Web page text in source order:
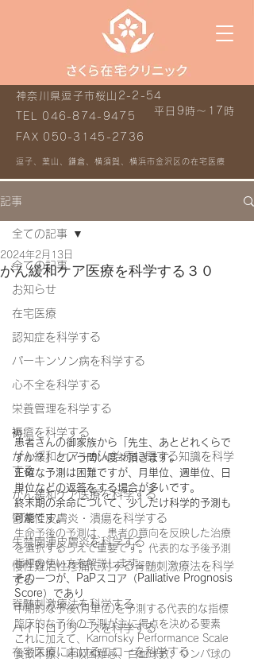
平日9時～17時
神奈川県逗子市桜山2-2-54
TEL 046-874-9475
FAX 050-3145-2736
逗子、葉山、鎌倉、横須賀、横浜市金沢区の在宅医療
記事
全ての記事
お知らせ
在宅医療
認知症を科学する
パーキンソン病を科学する
心不全を科学する
栄養管理を科学する
褥瘡を科学する
がん緩和ケア＋がん治療に関する知識を科学
する
がん緩和ケア医療を科学する
鬱滞性皮膚炎・潰瘍を科学する
失禁関連皮膚炎を科学する
慢性難治性疼痛に対する脊髄刺激療法を科学
する
脊髄刺激療法を科学する
ハイドロリリースを科学する
在宅医療におけるエコーを科学する
全ての記事
がん緩和ケア医療を科学する３０
2024年2月13日
患者さんの御家族から「先生、あとどれくらで
すか？」という問い度々頂きます。
正確な予測は困難ですが、月単位、週単位、日
単位などの返答をする場合が多いです。
終末期の余命について、少しだけ科学的予測も
可能です。
生命予後の予測は、患者の意向を反映した治療
を選択するうえで重要です。代表的な予後予測
指標の使い方を解説します。
その一つが、PaPスコア（Palliative Prognosis
Score）であり
中期的な予後(月単位)を予測する代表的な指標
臨床的な予後の予測が主に得点を決める要素
これに加えて、Karnofsky Performance Scale
食欲不振、呼吸困難感、白血球数、リンパ球の